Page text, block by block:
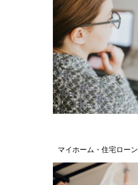
マイホーム・住宅ローン